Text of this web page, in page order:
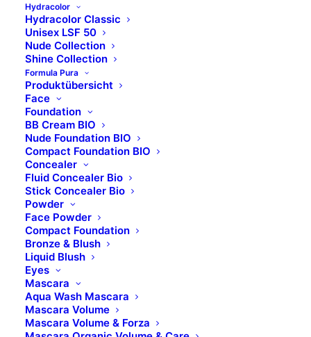
Hydracolor
Hydracolor Classic
Unisex LSF 50
Nude Collection
Shine Collection
Formula Pura
Produktübersicht
Face
Foundation
BB Cream BIO
Nude Foundation BIO
Compact Foundation BIO
Concealer
Fluid Concealer Bio
Stick Concealer Bio
Powder
Face Powder
Compact Foundation
Bronze & Blush
Liquid Blush
Eyes
Mascara
Aqua Wash Mascara
Mascara Volume
Mascara Volume & Forza
Weich